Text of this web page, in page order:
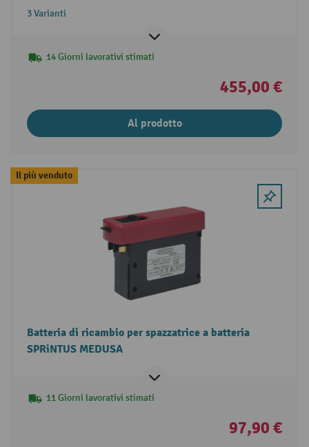
3 Varianti
14 Giorni lavorativi stimati
455,00 €
Al prodotto
Il più venduto
Batteria di ricambio per spazzatrice a batteria
SPRiNTUS MEDUSA
11 Giorni lavorativi stimati
97,90 €